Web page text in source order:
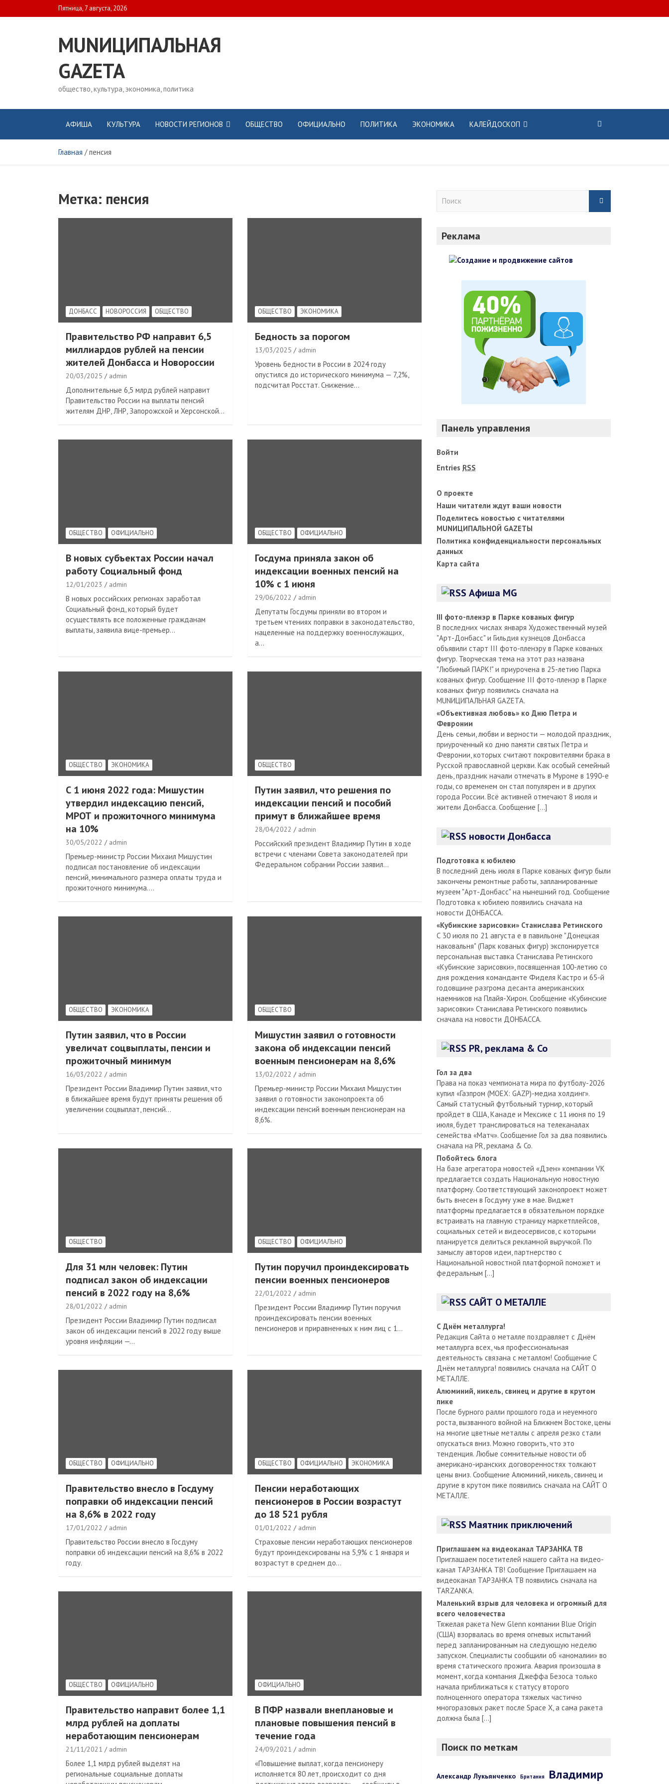
to
Пятница, 7 августа, 2026
MUNИЦИПАЛЬНАЯ
GAZЕТА
общество, культура, экономика, политика
АФИША КУЛЬТУРА НОВОСТИ РЕГИОНОВ ОБЩЕСТВО ОФИЦИАЛЬНО ПОЛИТИКА ЭКОНОМИКА КАЛЕЙДОСКОП
Главная пенсия
Метка: пенсия
ДОНБАСС НОВОРОССИЯ ОБЩЕСТВО
Правительство РФ направит 6,5
миллиардов рублей на пенсии
жителей Донбасса и Новороссии
20/03/2025 admin
Дополнительные 6,5 млрд рублей направит
Правительство России на выплаты пенсий
жителям ДНР, ЛНР, Запорожской и Херсонской…
ОБЩЕСТВО ЭКОНОМИКА
Бедность за порогом
13/03/2025 admin
Уровень бедности в России в 2024 году
опустился до исторического минимума — 7,2%,
подсчитал Росстат. Снижение…
ОБЩЕСТВО ОФИЦИАЛЬНО
В новых субъектах России начал
работу Социальный фонд
12/01/2023 admin
В новых российских регионах заработал
Социальный фонд, который будет
осуществлять все положенные гражданам
выплаты, заявила вице-премьер…
ОБЩЕСТВО ОФИЦИАЛЬНО
Госдума приняла закон об
индексации военных пенсий на
10% с 1 июня
29/06/2022 admin
Депутаты Госдумы приняли во втором и
третьем чтениях поправки в законодательство,
нацеленные на поддержку военнослужащих,
а…
ОБЩЕСТВО ЭКОНОМИКА
С 1 июня 2022 года: Мишустин
утвердил индексацию пенсий,
МРОТ и прожиточного минимума
на 10%
30/05/2022 admin
Премьер-министр России Михаил Мишустин
подписал постановление об индексации
пенсий, минимального размера оплаты труда и
прожиточного минимума.…
ОБЩЕСТВО
Путин заявил, что решения по
индексации пенсий и пособий
примут в ближайшее время
28/04/2022 admin
Российский президент Владимир Путин в ходе
встречи с членами Совета законодателей при
Федеральном собрании России заявил…
ОБЩЕСТВО ЭКОНОМИКА
Путин заявил, что в России
увеличат соцвыплаты, пенсии и
прожиточный минимум
16/03/2022 admin
Президент России Владимир Путин заявил, что
в ближайшее время будут приняты решения об
увеличении соцвыплат, пенсий…
ОБЩЕСТВО
Мишустин заявил о готовности
закона об индексации пенсий
военным пенсионерам на 8,6%
13/02/2022 admin
Премьер-министр России Михаил Мишустин
заявил о готовности законопроекта об
индексации пенсий военным пенсионерам на
8,6%.
ОБЩЕСТВО
Для 31 млн человек: Путин
подписал закон об индексации
пенсий в 2022 году на 8,6%
28/01/2022 admin
Президент России Владимир Путин подписал
закон об индексации пенсий в 2022 году выше
уровня инфляции —…
ОБЩЕСТВО ОФИЦИАЛЬНО
Путин поручил проиндексировать
пенсии военных пенсионеров
22/01/2022 admin
Президент России Владимир Путин поручил
проиндексировать пенсии военных
пенсионеров и приравненных к ним лиц с 1…
ОБЩЕСТВО ОФИЦИАЛЬНО
Правительство внесло в Госдуму
поправки об индексации пенсий
на 8,6% в 2022 году
17/01/2022 admin
Правительство России внесло в Госдуму
поправки об индексации пенсий на 8,6% в 2022
году.
ОБЩЕСТВО ОФИЦИАЛЬНО ЭКОНОМИКА
Пенсии неработающих
пенсионеров в России возрастут
до 18 521 рубля
01/01/2022 admin
Страховые пенсии неработающих пенсионеров
будут проиндексированы на 5,9% с 1 января и
возрастут в среднем до…
ОБЩЕСТВО ОФИЦИАЛЬНО
Правительство направит более 1,1
млрд рублей на доплаты
неработающим пенсионерам
21/11/2021 admin
Более 1,1 млрд рублей выделят на
региональные социальные доплаты
ОФИЦИАЛЬНО
В ПФР назвали внеплановые и
плановые повышения пенсий в
течение года
24/09/2021 admin
«Повышение выплат, когда пенсионеру
исполняется 80 лет, происходит со дня
Реклама
Панель управления
Войти
Entries RSS
О проекте
Наши читатели ждут ваши новости
Поделитесь новостью с читателями
MUNИЦИПАЛЬНОЙ GAZЕТЫ
Политика конфиденциальности персональных
данных
Карта сайта
Афиша MG
III фото-пленэр в Парке кованых фигур
В последних числах января Художественный музей
"Арт-Донбасс" и Гильдия кузнецов Донбасса
объявили старт III фото-пленэру в Парке кованых
фигур. Творческая тема на этот раз названа
"Любимый ПАРК!" и приурочена в 25-летию Парка
кованых фигур. Сообщение III фото-пленэр в Парке
кованых фигур появились сначала на
MUNИЦИПАЛЬНАЯ GAZЕТА.
«Объективная любовь» ко Дню Петра и
Февронии
День семьи, любви и верности — молодой праздник,
приуроченный ко дню памяти святых Петра и
Февронии, которых считают покровителями брака в
Русской православной церкви. Как особый семейный
день, праздник начали отмечать в Муроме в 1990-е
годы, со временем он стал популярен и в других
города России. Всё активней отмечают 8 июля и
жители Донбасса. Сообщение […]
новости Донбасса
Подготовка к юбилею
В последний день июля в Парке кованых фигур были
закончены ремонтные работы, запланированные
музеем "Арт-Донбасс" на нынешний год. Сообщение
Подготовка к юбилею появились сначала на
новости ДОНБАССА.
«Кубинские зарисовки» Станислава Ретинского
С 30 июля по 21 августа е в павильоне "Донецкая
наковальня" (Парк кованых фигур) экспонируется
персональная выставка Станислава Ретинского
«Кубинские зарисовки», посвященная 100-летию со
дня рождения команданте Фиделя Кастро и 65-й
годовщине разгрома десанта американских
наемников на Плайя-Хирон. Сообщение «Кубинские
зарисовки» Станислава Ретинского появились
сначала на новости ДОНБАССА.
PR, реклама & Co
Гол за два
Права на показ чемпионата мира по футболу-2026
купил «Газпром (MOEX: GAZP)-медиа холдинг».
Самый статусный футбольный турнир, который
пройдет в США, Канаде и Мексике с 11 июня по 19
июля, будет транслироваться на телеканалах
семейства «Матч». Сообщение Гол за два появились
сначала на PR, реклама & Co.
Побойтесь блога
На базе агрегатора новостей «Дзен» компании VK
предлагается создать Национальную новостную
платформу. Соответствующий законопроект может
быть внесен в Госдуму уже в мае. Виджет
платформы предлагается в обязательном порядке
встраивать на главную страницу маркетплейсов,
социальных сетей и видеосервисов, с которыми
планируется делиться рекламной выручкой. По
замыслу авторов идеи, партнерство с
Национальной новостной платформой поможет и
федеральным […]
САЙТ О МЕТАЛЛЕ
С Днём металлурга!
Редакция Сайта о металле поздравляет с Днём
металлурга всех, чья профессиональная
деятельность связана с металлом! Сообщение С
Днём металлурга! появились сначала на САЙТ О
МЕТАЛЛЕ.
Алюминий, никель, свинец и другие в крутом
пике
После бурного ралли прошлого года и неуемного
роста, вызванного войной на Ближнем Востоке, цены
на многие цветные металлы с апреля резко стали
опускаться вниз. Можно говорить, что это
тенденция. Любые сомнительные новости об
американо-иранских договоренностях толкают
цены вниз. Сообщение Алюминий, никель, свинец и
другие в крутом пике появились сначала на САЙТ О
МЕТАЛЛЕ.
Маятник приключений
Приглашаем на видеоканал ТАРЗАНКА ТВ
Приглашаем посетителей нашего сайта на видео-
канал ТАРЗАНКА ТВ! Сообщение Приглашаем на
видеоканал ТАРЗАНКА ТВ появились сначала на
TARZANKA.
Маленький взрыв для человека и огромный для
всего человечества
Тяжелая ракета New Glenn компании Blue Origin
(США) взорвалась во время огневых испытаний
перед запланированным на следующую неделю
запуском. Специалисты сообщили об «аномалии» во
время статического прожига. Авария произошла в
момент, когда компания Джеффа Безоса только
начала приближаться к статусу второго
полноценного оператора тяжелых частично
многоразовых ракет после Space X, а сама ракета
должна была […]
Поиск по меткам
Александр Лукьянченко Британия Владимир